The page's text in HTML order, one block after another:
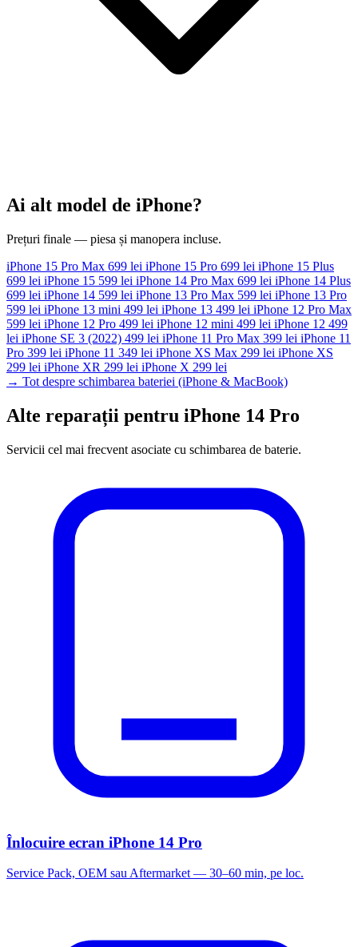
Ai alt model de iPhone?
Prețuri finale — piesa și manopera incluse.
iPhone 15 Pro Max 699 lei iPhone 15 Pro 699 lei iPhone 15 Plus
699 lei iPhone 15 599 lei iPhone 14 Pro Max 699 lei iPhone 14 Plus
699 lei iPhone 14 599 lei iPhone 13 Pro Max 599 lei iPhone 13 Pro
599 lei iPhone 13 mini 499 lei iPhone 13 499 lei iPhone 12 Pro Max
599 lei iPhone 12 Pro 499 lei iPhone 12 mini 499 lei iPhone 12 499
lei iPhone SE 3 (2022) 499 lei iPhone 11 Pro Max 399 lei iPhone 11
Pro 399 lei iPhone 11 349 lei iPhone XS Max 299 lei iPhone XS
299 lei iPhone XR 299 lei iPhone X 299 lei
→ Tot despre schimbarea bateriei (iPhone & MacBook)
Alte reparații pentru iPhone 14 Pro
Servicii cel mai frecvent asociate cu schimbarea de baterie.
Înlocuire ecran iPhone 14 Pro
Service Pack, OEM sau Aftermarket — 30–60 min, pe loc.